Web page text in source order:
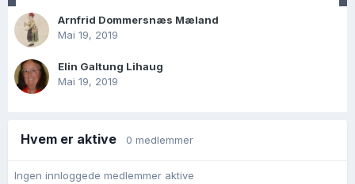
Arnfrid Dommersnæs Mæland
Mai 19, 2019
Elin Galtung Lihaug
Mai 19, 2019
Hvem er aktive 0 medlemmer
Ingen innloggede medlemmer aktive